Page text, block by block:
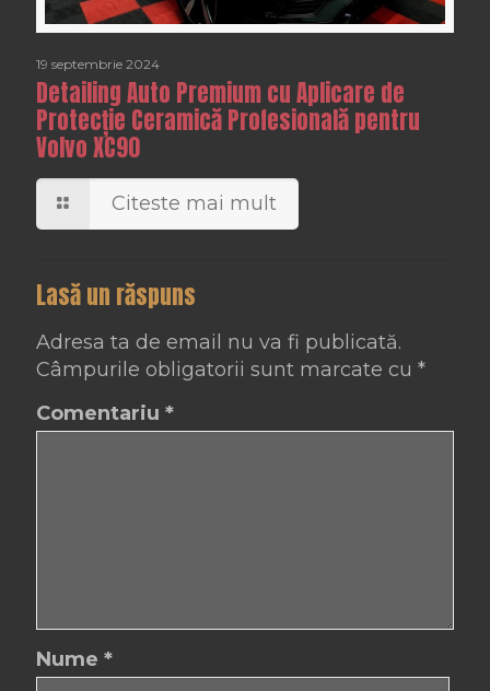
19 septembrie 2024
Detailing Auto Premium cu Aplicare de
Protecție Ceramică Profesională pentru
Volvo XC90
Citeste mai mult
Lasă un răspuns
Adresa ta de email nu va fi publicată.
Câmpurile obligatorii sunt marcate cu *
Comentariu *
Nume *